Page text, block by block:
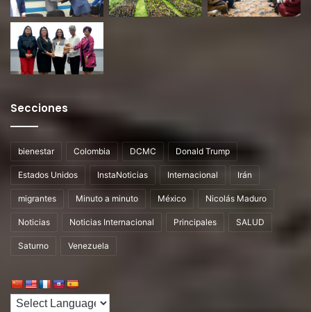
Secciones
bienestar Colombia DCMC Donald Trump
Estados Unidos InstaNoticias Internacional Irán
migrantes Minuto a minuto México Nicolás Maduro
Noticias Noticias Internacional Principales SALUD
Saturno Venezuela